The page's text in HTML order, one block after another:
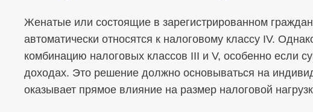
Женатые или состоящие в зарегистрированном
автоматически относятся к налоговому классу IV.
комбинацию налоговых классов III и V, особенно если
доходах. Это решение должно основываться на
оказывает прямое влияние на размер налоговой